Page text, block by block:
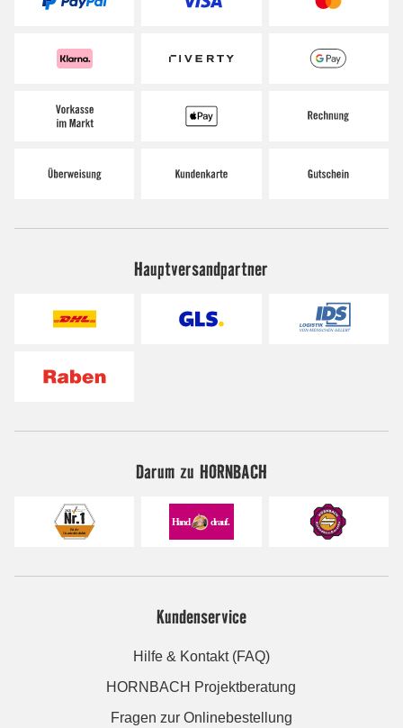
Hauptversandpartner
Darum zu HORNBACH
Kundenservice
Hilfe & Kontakt (FAQ)
HORNBACH Projektberatung
Fragen zur Onlinebestellung